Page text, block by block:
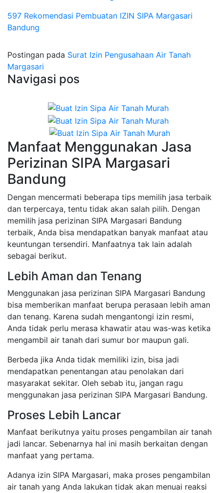
597 Rekomendasi Pembuatan IZIN SIPA Margasari
Bandung
Postingan pada Surat Izin Pengusahaan Air Tanah
Margasari
Navigasi pos
Manfaat Menggunakan Jasa
Perizinan SIPA Margasari
Bandung
Dengan mencermati beberapa tips memilih jasa terbaik
dan terpercaya, tentu tidak akan salah pilih. Dengan
memilih jasa perizinan SIPA Margasari Bandung
terbaik, Anda bisa mendapatkan banyak manfaat atau
keuntungan tersendiri. Manfaatnya tak lain adalah
sebagai berikut.
Lebih Aman dan Tenang
Menggunakan jasa perizinan SIPA Margasari Bandung
bisa memberikan manfaat berupa perasaan lebih aman
dan tenang. Karena sudah mengantongi izin resmi,
Anda tidak perlu merasa khawatir atau was-was ketika
mengambil air tanah dari sumur bor maupun gali.
Berbeda jika Anda tidak memiliki izin, bisa jadi
mendapatkan penentangan atau penolakan dari
masyarakat sekitar. Oleh sebab itu, jangan ragu
menggunakan jasa perizinan SIPA Margasari Bandung.
Proses Lebih Lancar
Manfaat berikutnya yaitu proses pengambilan air tanah
jadi lancar. Sebenarnya hal ini masih berkaitan dengan
manfaat yang pertama.
Adanya izin SIPA Margasari, maka proses pengambilan
air tanah yang Anda lakukan tidak akan menuai reaksi